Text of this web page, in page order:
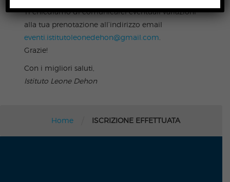
Ti chiediamo di comunicarci eventuali variazioni
alla tua prenotazione all’indirizzo email
eventi.istitutoleonedehon@gmail.com
Grazie!
Con i migliori saluti,
Istituto Leone Dehon
Home ISCRIZIONE EFFETTUATA